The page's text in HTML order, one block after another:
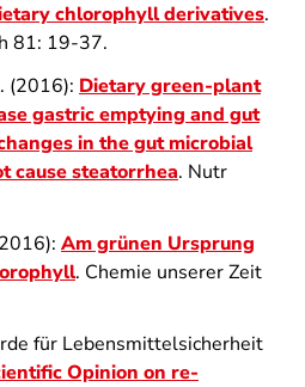
chlorophyll derivatives.
81: 19-37.
(2016): Dietary green-plant
gastric emptying and gut
in the gut microbial
cause steatorrhea. Nutr
Am grünen Ursprung
. Chemie unserer Zeit
für Lebensmittelsicherheit
Opinion on re-